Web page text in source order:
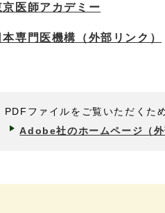
京医師アカデミー
本専門医機構 （外部リンク）
PDFファイルをご覧いただく
Adobe社のホームページ（外